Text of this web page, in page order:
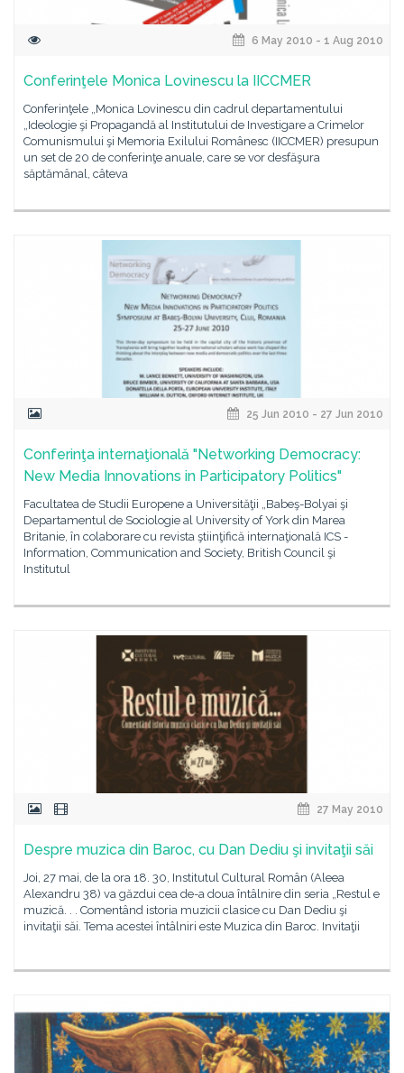
6 May 2010 - 1 Aug 2010
Conferinţele Monica Lovinescu la IICCMER
Conferinţele „Monica Lovinescu din cadrul departamentului
„Ideologie şi Propagandă al Institutului de Investigare a Crimelor
Comunismului şi Memoria Exilului Românesc (IICCMER) presupun
un set de 20 de conferinţe anuale, care se vor desfăşura
săptămânal, câteva
25 Jun 2010 - 27 Jun 2010
Conferinţa internaţională "Networking Democracy:
New Media Innovations in Participatory Politics"
Facultatea de Studii Europene a Universităţii „Babeş-Bolyai şi
Departamentul de Sociologie al University of York din Marea
Britanie, în colaborare cu revista ştiinţifică internaţională ICS -
Information, Communication and Society, British Council şi
Institutul
27 May 2010
Despre muzica din Baroc, cu Dan Dediu şi invitaţii săi
Joi, 27 mai, de la ora 18. 30, Institutul Cultural Român (Aleea
Alexandru 38) va găzdui cea de-a doua întâlnire din seria „Restul e
muzică. . . Comentând istoria muzicii clasice cu Dan Dediu şi
invitaţii săi. Tema acestei întâlniri este Muzica din Baroc. Invitaţii